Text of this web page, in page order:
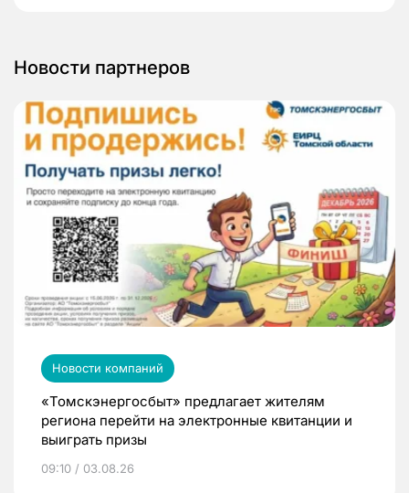
Новости партнеров
Новости компаний
«Томскэнергосбыт» предлагает жителям
региона перейти на электронные квитанции и
выиграть призы
09:10 / 03.08.26